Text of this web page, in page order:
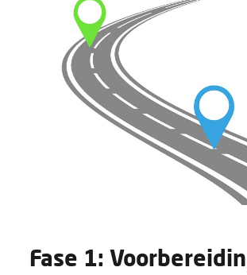
Fase 1: